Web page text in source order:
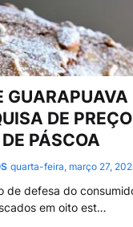
DE
PÁSCOA
quarta-feira, março 27,
de defesa do
em oito est…